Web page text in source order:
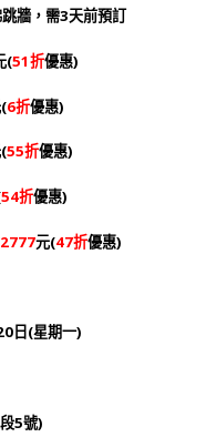
牆，需3天前預訂
(51折優惠)
6折優惠)
55折優惠)
54折優惠)
2777元(47折優惠)
日(星期一)
5號)